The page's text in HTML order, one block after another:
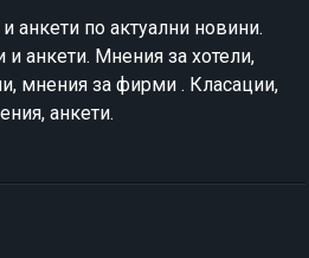
анкети по актуални новини.
анкети. Мнения за хотели,
мнения за фирми . Класации,
анкети.